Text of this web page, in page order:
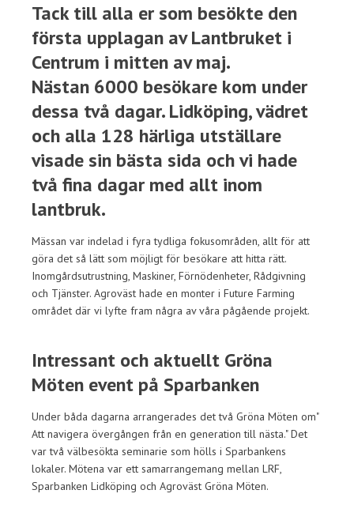
Tack till alla er som besökte den
första upplagan av Lantbruket i
Centrum i mitten av maj.
Nästan 6000 besökare kom under
dessa två dagar. Lidköping, vädret
och alla 128 härliga utställare
visade sin bästa sida och vi hade
två fina dagar med allt inom
lantbruk.
Mässan var indelad i fyra tydliga fokusområden, allt för att
göra det så lätt som möjligt för besökare att hitta rätt.
Inomgårdsutrustning, Maskiner, Förnödenheter, Rådgivning
och Tjänster. Agroväst hade en monter i Future Farming
området där vi lyfte fram några av våra pågående projekt.
Intressant och aktuellt Gröna
Möten event på Sparbanken
Under båda dagarna arrangerades det två Gröna Möten om"
Att navigera övergången från en generation till nästa." Det
var två välbesökta seminarie som hölls i Sparbankens
lokaler. Mötena var ett samarrangemang mellan LRF,
Sparbanken Lidköping och Agroväst Gröna Möten.